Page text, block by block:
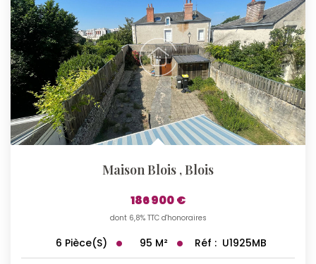
Maison Blois ,Blois
186 900 €
dont 6,8% TTC d'honoraires
6 Pièce(s) 95 M² Réf : U1925MB